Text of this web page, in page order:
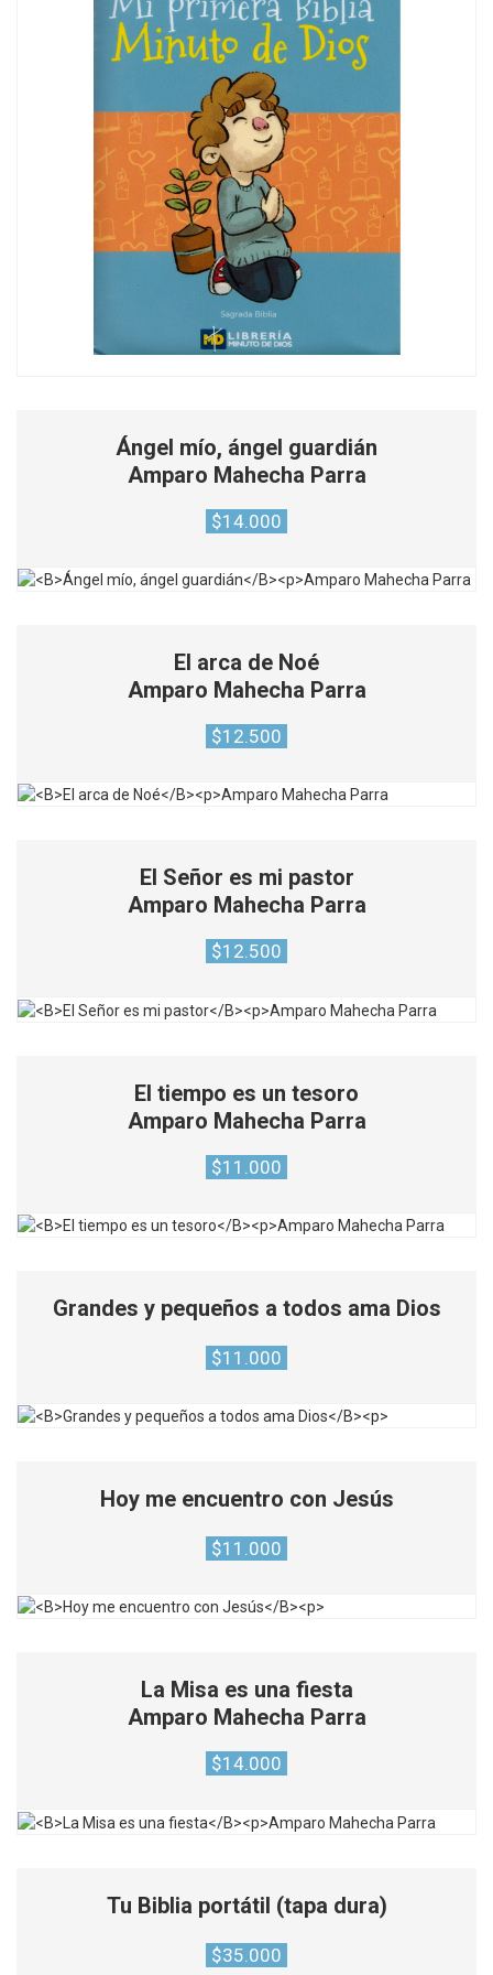
Ángel mío, ángel guardián
Amparo Mahecha Parra
$14.000
El arca de Noé
Amparo Mahecha Parra
$12.500
El Señor es mi pastor
Amparo Mahecha Parra
$12.500
El tiempo es un tesoro
Amparo Mahecha Parra
$11.000
Grandes y pequeños a todos ama Dios
$11.000
Hoy me encuentro con Jesús
$11.000
La Misa es una fiesta
Amparo Mahecha Parra
$14.000
Tu Biblia portátil (tapa dura)
$35.000